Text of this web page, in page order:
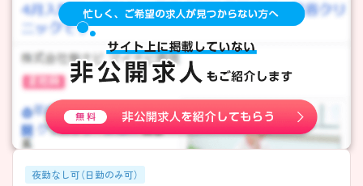
夜勤なし可（日勤のみ可）